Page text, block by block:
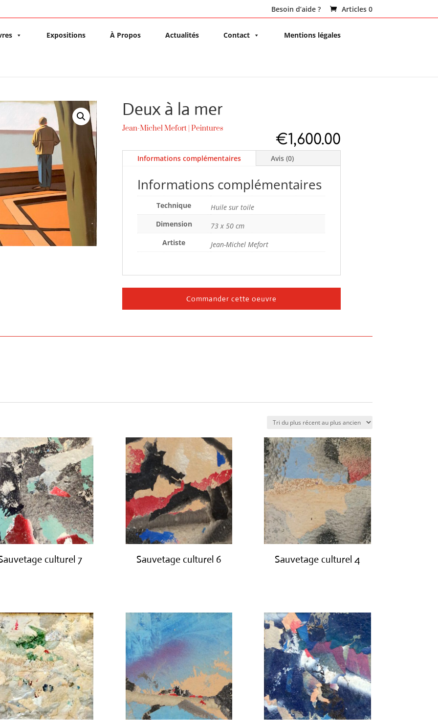
Besoin d’aide ? Articles 0
Expositions À Propos Actualités Contact Mentions légales
Deux à la mer
Jean-Michel Mefort| Peintures
€1,600.00
Informations complémentaires Avis (0)
Informations complémentaires
Technique
Huile sur toile
Dimension
73 x 50 cm
Artiste
Jean-Michel Mefort
Commander cette oeuvre
culturel 7 Sauvetage culturel 6 Sauvetage culturel 4